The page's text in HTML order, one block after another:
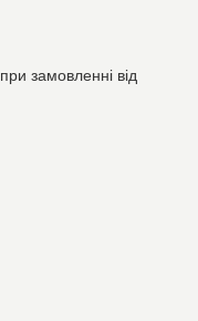
при замовленні від